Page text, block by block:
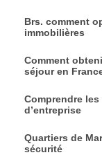
Brs. comment
immobilières
Comment
séjour en
Comprendre
d’entreprise
Quartiers de
sécurité